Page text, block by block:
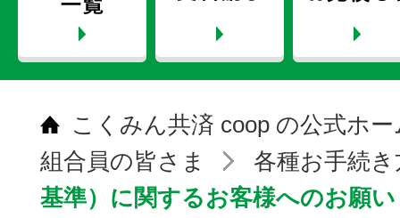
こくみん共済 coop の公式ホ
組合員の皆さま
各種お手続
基準）に関するお客様へのお願い